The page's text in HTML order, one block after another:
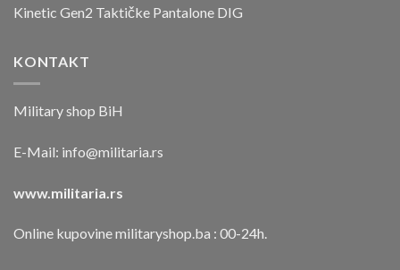
Kinetic Gen2 Taktičke Pantalone DIG
KONTAKT
Military shop BiH
E-Mail: info@militaria.rs
www.militaria.rs
Online kupovine militaryshop.ba : 00-24h.